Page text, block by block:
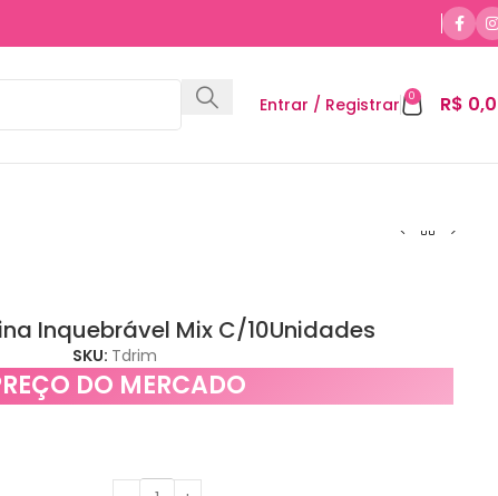
Entrar / Registrar 0 R$
Inquebrável Mix C/10Unidades
SKU: Tdrim
DO MERCADO